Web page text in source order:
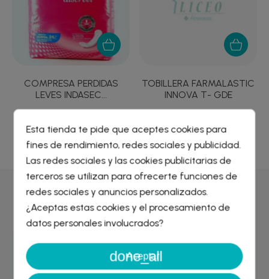
COMPRESA PERDIDAS
LEVES INDASEC...
TOBILLERA FARMALASTIC
INNOVA T- GDE
Por qué comprar enFarmacia Liceo
Entrega GRATIS
Crear lista de deseos
Nombre de la lista de deseos
Cancelar Crear lista de deseos
Iniciar sesión
Debe iniciar sesión para guardar productos en su lista de
deseos.
Cancelar Iniciar sesión
Esta tienda te pide que aceptes cookies para
fines de rendimiento, redes sociales y publicidad.
Las redes sociales y las cookies publicitarias de
terceros se utilizan para ofrecerte funciones de
redes sociales y anuncios personalizados.
¿Aceptas estas cookies y el procesamiento de
datos personales involucrados?
done_all
Aceptar